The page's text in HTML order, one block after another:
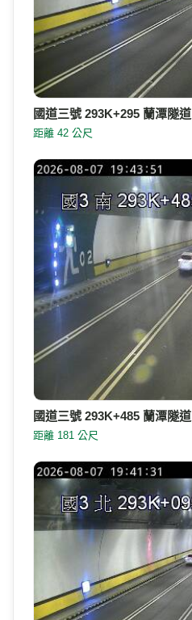
國道三號 293K+295 蘭潭隧道
距離 42 公尺
國道三號 293K+485 蘭潭隧道
距離 181 公尺